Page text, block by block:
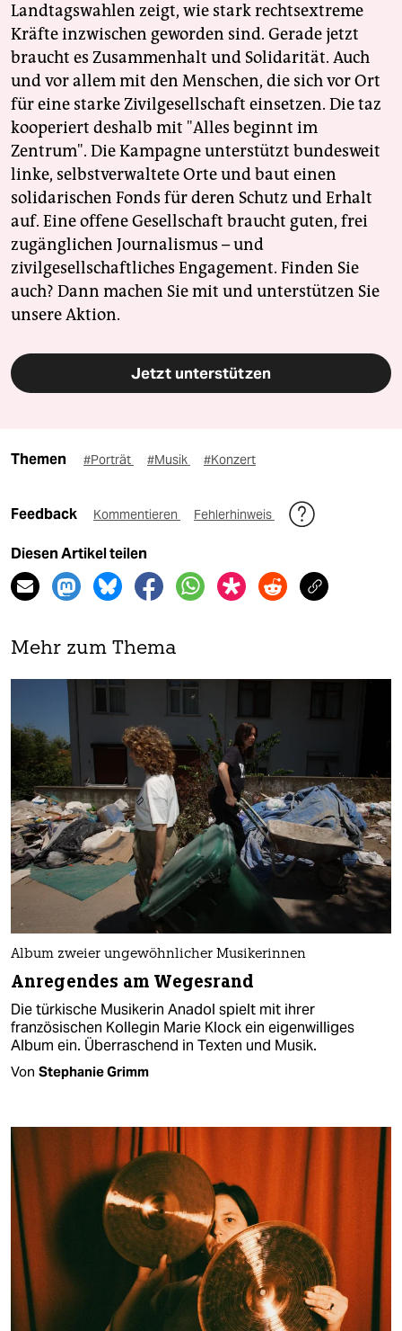
Landtagswahlen zeigt, wie stark rechtsextreme
Kräfte inzwischen geworden sind. Gerade jetzt
braucht es Zusammenhalt und Solidarität. Auch
und vor allem mit den Menschen, die sich vor Ort
für eine starke Zivilgesellschaft einsetzen. Die taz
kooperiert deshalb mit "Alles beginnt im
Zentrum". Die Kampagne unterstützt bundesweit
linke, selbstverwaltete Orte und baut einen
solidarischen Fonds für deren Schutz und Erhalt
auf. Eine offene Gesellschaft braucht guten, frei
zugänglichen Journalismus – und
zivilgesellschaftliches Engagement. Finden Sie
auch? Dann machen Sie mit und unterstützen Sie
unsere Aktion.
Jetzt unterstützen
Themen #Porträt #Musik #Konzert
Feedback Kommentieren Fehlerhinweis
Diesen Artikel teilen
Mehr zum Thema
Album zweier ungewöhnlicher Musikerinnen
Anregendes am Wegesrand
Die türkische Musikerin Anadol spielt mit ihrer
französischen Kollegin Marie Klock ein eigenwilliges
Album ein. Überraschend in Texten und Musik.
Von Stephanie Grimm